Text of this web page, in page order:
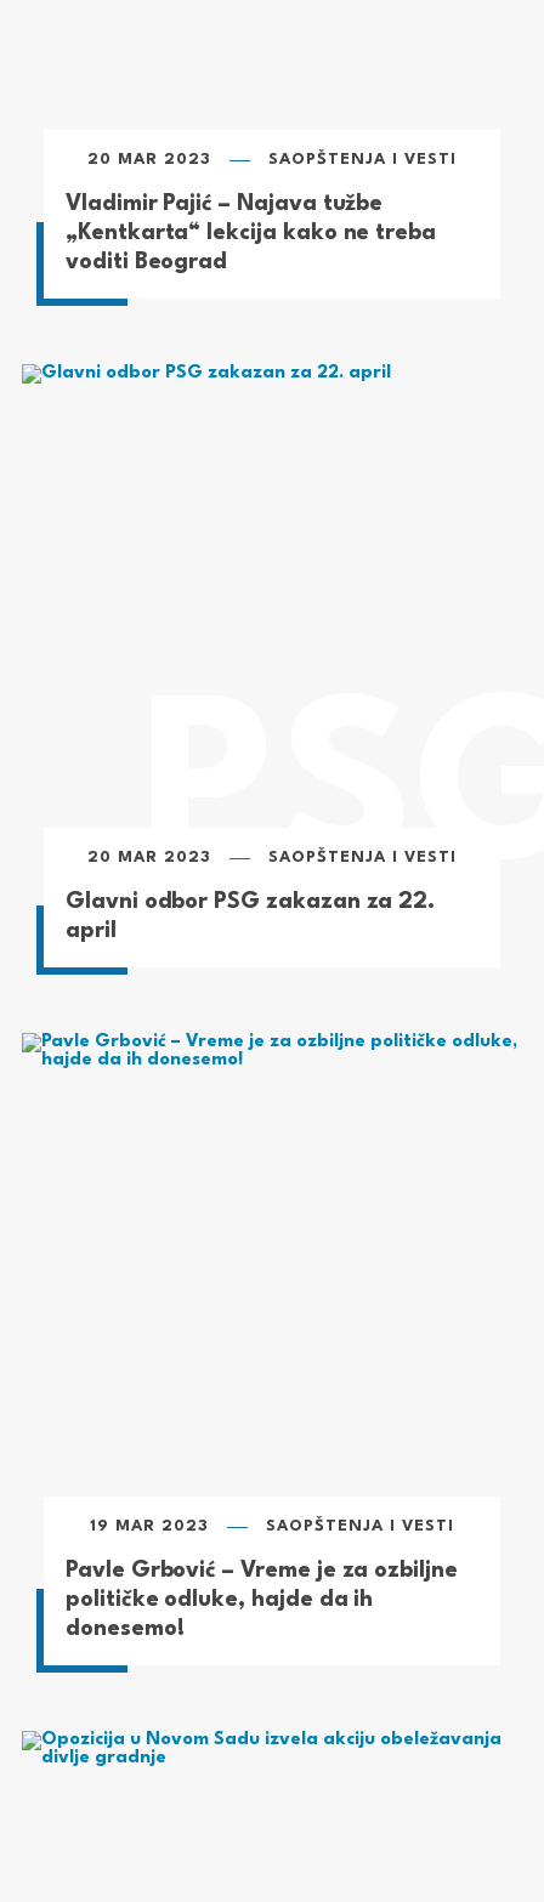
20 MAR 2023 SAOPŠTENJA I VESTI
Vladimir Pajić – Najava tužbe
„Kentkarta“ lekcija kako ne treba
voditi Beograd
20 MAR 2023 SAOPŠTENJA I VESTI
Glavni odbor PSG zakazan za 22.
april
19 MAR 2023 SAOPŠTENJA I VESTI
Pavle Grbović – Vreme je za ozbiljne
političke odluke, hajde da ih
donesemo!